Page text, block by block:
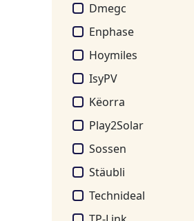
Dmegc
Enphase
Hoymiles
IsyPV
Këorra
Play2Solar
Sossen
Stäubli
Technideal